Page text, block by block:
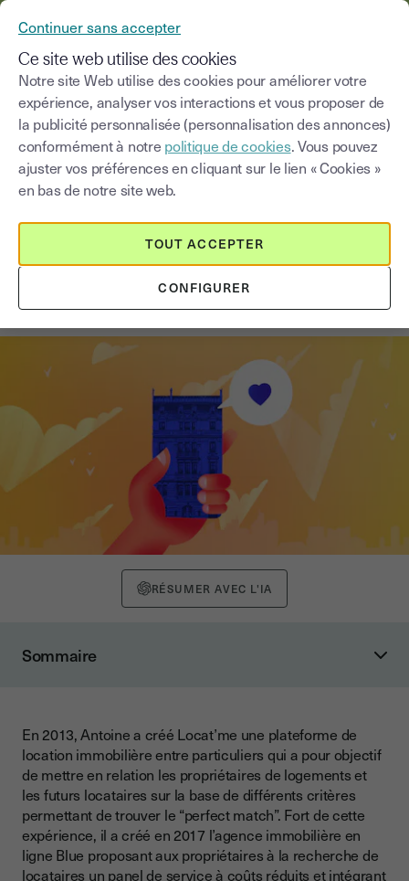
Blog
Choisir une catégorie Saisissez un terme
L’agence Blue optimise la location
immobilière en ligne
RÉSUMER AVEC L'IA
Sommaire
Comment la signature électronique s’inscrit-elle dans cette
offre ?
Quel a été l’accueil de cet outil de signature électronique ?
Quel est votre point de vue sur la transformation numérique
du secteur immobilier ?
En 2013, Antoine a créé Locat’me une plateforme de
location immobilière entre particuliers qui a pour objectif
de mettre en relation les propriétaires de logements et
les futurs locataires sur la base de différents critères
permettant de trouver le “perfect match”. Fort de cette
expérience, il a créé en 2017 l’agence immobilière en
ligne Blue proposant aux propriétaires à la recherche de
locataires un panel de service à coûts réduits et intégrant
Continuer sans accepter
Ce site web utilise des cookies
Notre site Web utilise des cookies pour améliorer votre
expérience, analyser vos interactions et vous proposer de
la publicité personnalisée (personnalisation des annonces)
conformément à notre politique de cookies. Vous pouvez
ajuster vos préférences en cliquant sur le lien « Cookies »
en bas de notre site web.
CONFIGURER
TOUT ACCEPTER